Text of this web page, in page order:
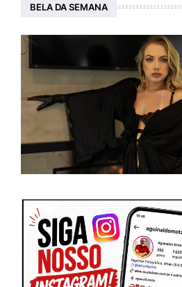
BELA DA SEMANA